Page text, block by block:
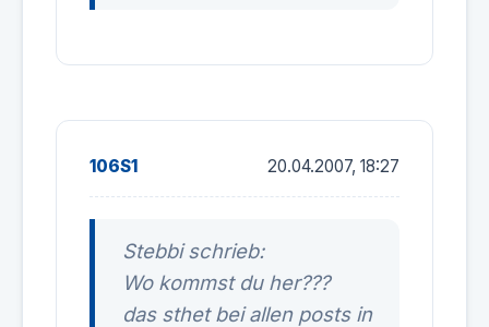
106S1 20.04.2007, 18:27
Stebbi schrieb:
Wo kommst du her???
das sthet bei allen posts in